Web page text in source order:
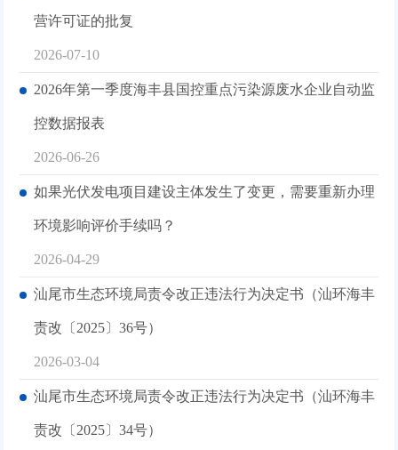
营许可证的批复
2026-07-10
2026年第一季度海丰县国控重点污染源废水企业自动监
控数据报表
2026-06-26
如果光伏发电项目建设主体发生了变更，需要重新办理
环境影响评价手续吗？
2026-04-29
汕尾市生态环境局责令改正违法行为决定书（汕环海丰
责改〔2025〕36号）
2026-03-04
汕尾市生态环境局责令改正违法行为决定书（汕环海丰
责改〔2025〕34号）